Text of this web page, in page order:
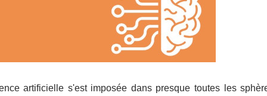
artificielle s'est imposée dans presque toutes les